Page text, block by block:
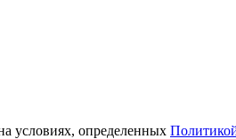
условиях, определенных